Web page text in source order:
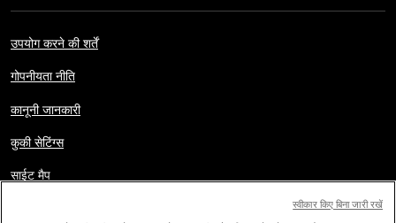
उपयोग करने की शर्तें
गोपनीयता नीति
कानूनी जानकारी
कुकी सेटिंग्स
साईट मैप
स्वीकार किए बिना जारी रखें